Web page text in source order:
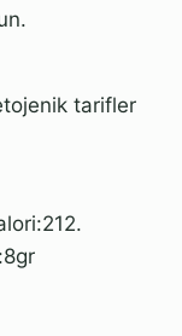
tarifler